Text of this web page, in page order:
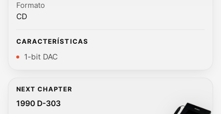
Formato
CD
CARACTERÍSTICAS
1-bit DAC
NEXT CHAPTER
1990 D-303